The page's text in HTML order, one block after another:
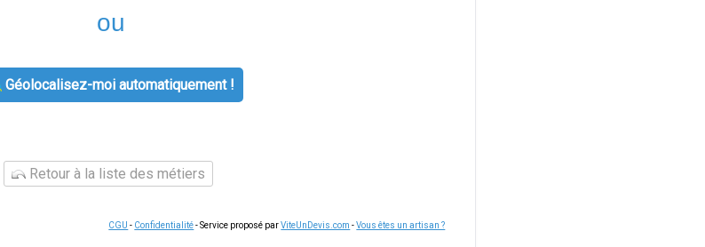
ou
Géolocalisez-moi automatiquement !
Retour à la liste des métiers
CGU - Confidentialité- Service proposé parViteUnDevis.com -Vous êtes un artisan ?